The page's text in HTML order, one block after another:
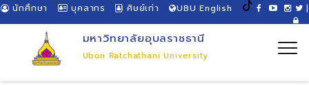
นักศึกษา บุคลากร ศิษย์เก่า UBU English |
มหาวิทยาลัยอุบลราชธานี
Ubon Ratchathani University